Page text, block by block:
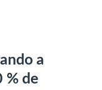
a
% de